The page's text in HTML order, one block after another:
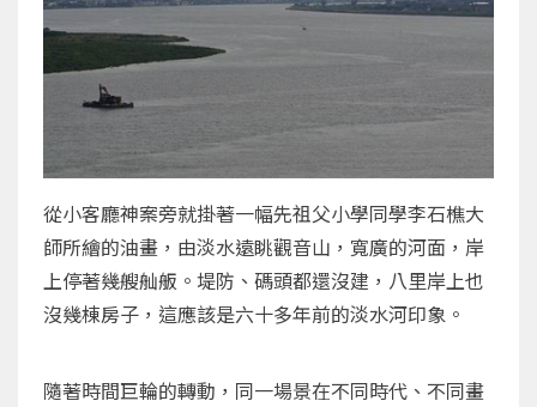
從小客廳神案旁就掛著一幅先祖父小學同學李石樵大
師所繪的油畫，由淡水遠眺觀音山，寬廣的河面，岸
上停著幾艘舢舨。堤防、碼頭都還沒建，八里岸上也
沒幾棟房子，這應該是六十多年前的淡水河印象。
隨著時間巨輪的轉動，同一場景在不同時代、不同畫